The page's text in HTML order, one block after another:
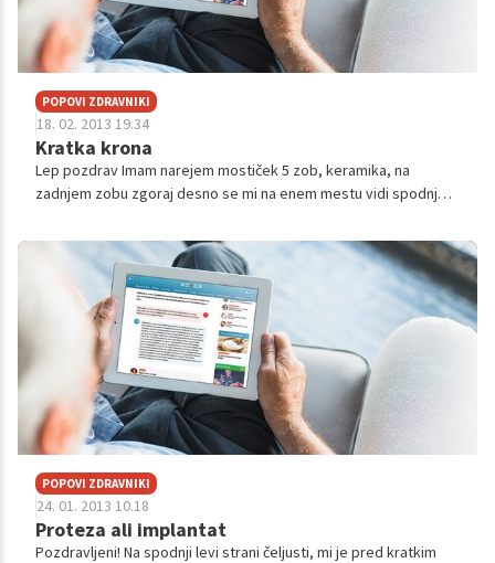
POPOVI ZDRAVNIKI
18. 02. 2013 19.34
Kratka krona
Lep pozdrav Imam narejem mostiček 5 zob, keramika, na
zadnjem zobu zgoraj desno se mi na enem mestu vidi spodnjo
spodnji zob z mosti...
POPOVI ZDRAVNIKI
24. 01. 2013 10.18
Proteza ali implantat
Pozdravljeni! Na spodnji levi strani čeljusti, mi je pred kratkim